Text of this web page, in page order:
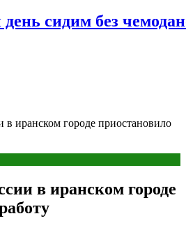
сидим без
в иранском городе приостановило
в иранском городе